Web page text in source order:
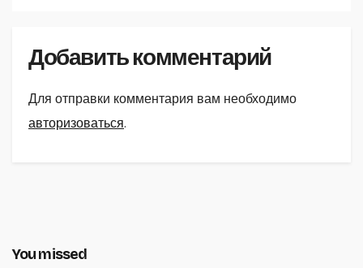
Добавить комментарий
Для отправки комментария вам необходимо
авторизоваться.
You missed